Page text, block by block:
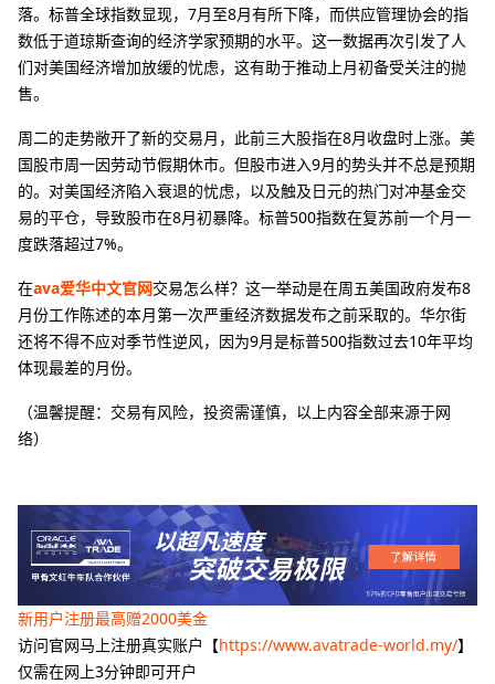
落。标普全球指数显现，7月至8月有所下降，而供应管理协会的指
数低于道琼斯查询的经济学家预期的水平。这一数据再次引发了人
们对美国经济增加放缓的忧虑，这有助于推动上月初备受关注的抛
售。
周二的走势敞开了新的交易月，此前三大股指在8月收盘时上涨。美
国股市周一因劳动节假期休市。但股市进入9月的势头并不总是预期
的。对美国经济陷入衰退的忧虑，以及触及日元的热门对冲基金交
易的平仓，导致股市在8月初暴降。标普500指数在复苏前一个月一
度跌落超过7%。
在ava爱华中文官网交易怎么样？这一举动是在周五美国政府发布8
月份工作陈述的本月第一次严重经济数据发布之前采取的。华尔街
还将不得不应对季节性逆风，因为9月是标普500指数过去10年平均
体现最差的月份。
（温馨提醒：交易有风险，投资需谨慎，以上内容全部来源于网
络）
新用户注册最高赠2000美金
访问官网马上注册真实账户【https://www.avatrade-world.my/】
仅需在网上3分钟即可开户